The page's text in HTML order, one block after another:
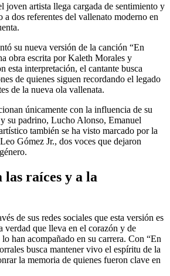
joven artista llega cargada de sentimiento y
a dos referentes del vallenato moderno en
su nueva versión de la canción “En
obra escrita por Kaleth Morales y
esta interpretación, el cantante busca
de quienes siguen recordando el legado
de la nueva ola vallenata.
únicamente con la influencia de su
su padrino, Lucho Alonso, Emanuel
también se ha visto marcado por la
Gómez Jr., dos voces que dejaron
las raíces y a la
de sus redes sociales que esta versión es
verdad que lleva en el corazón y de
han acompañado en su carrera. Con “En
busca mantener vivo el espíritu de la
la memoria de quienes fueron clave en